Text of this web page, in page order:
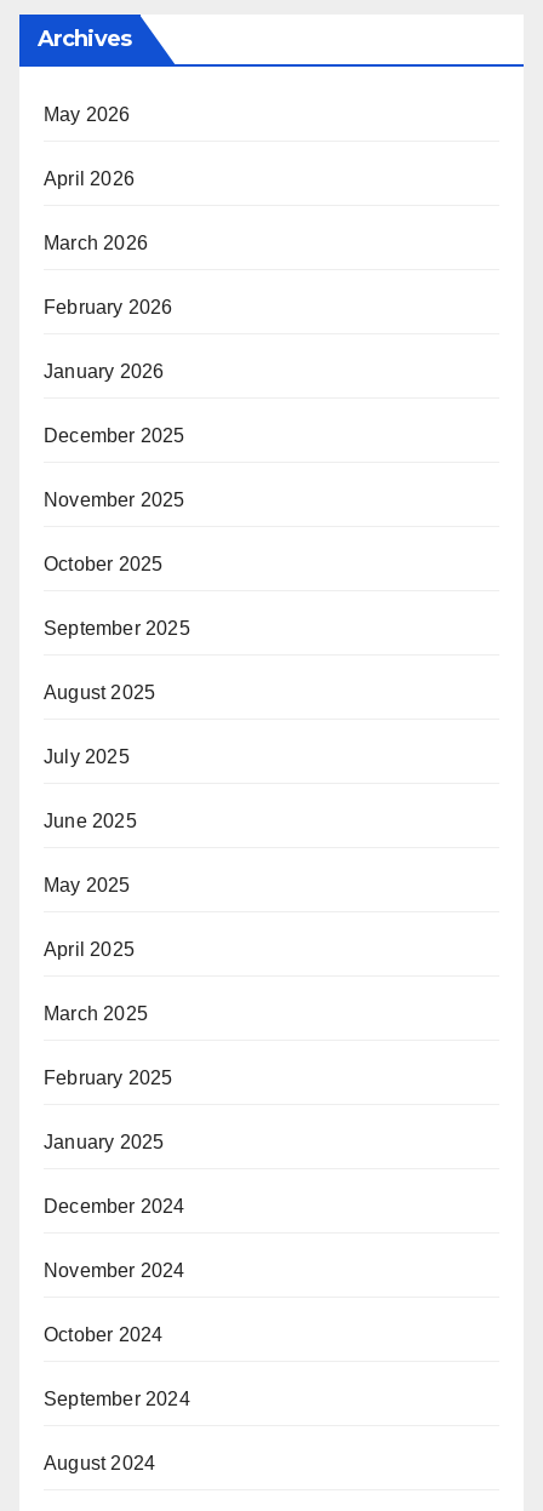
Archives
May 2026
April 2026
March 2026
February 2026
January 2026
December 2025
November 2025
October 2025
September 2025
August 2025
July 2025
June 2025
May 2025
April 2025
March 2025
February 2025
January 2025
December 2024
November 2024
October 2024
September 2024
August 2024